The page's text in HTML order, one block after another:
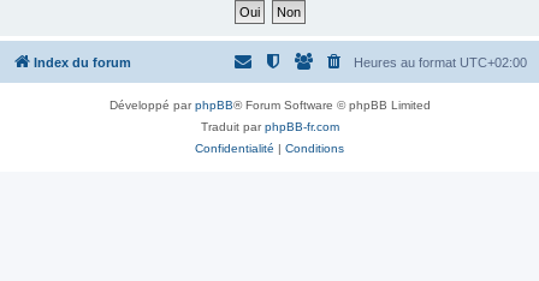
Index du forum Heures au format UTC+02:00
Développé parphpBB® Forum Software © phpBB Limited
Traduit parphpBB-fr.com
Confidentialité | Conditions